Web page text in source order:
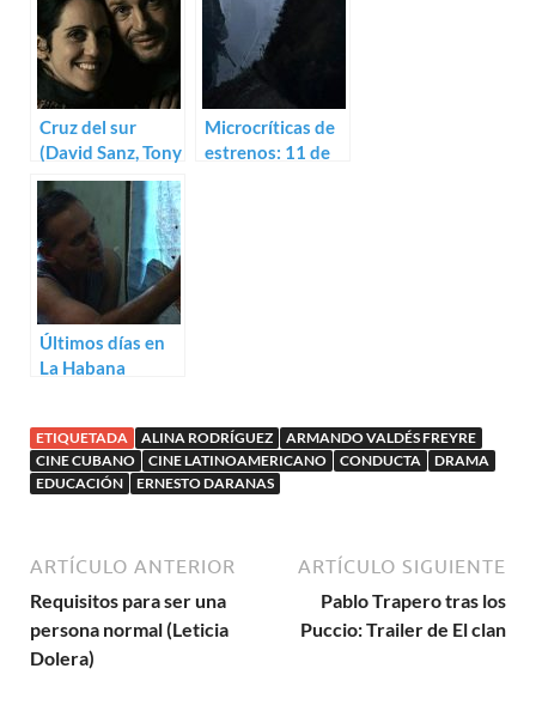
Conducta
Cruz del sur
(David Sanz, Tony
López)
Microcríticas de
estrenos: 11 de
Últimos días en
La Habana
ETIQUETADA ALINA RODRÍGUEZ
ARMANDO VALDÉS FREYRE
CINE CUBANO
CINE LATINOAMERICANO CONDUCTA
DRAMA
EDUCACIÓN
ERNESTO DARANAS
ARTÍCULO ANTERIOR
Requisitos para ser una
persona normal (Leticia
Dolera)
ARTÍCULO SIGUIENTE
Pablo Trapero tras los
Puccio: Trailer de El clan